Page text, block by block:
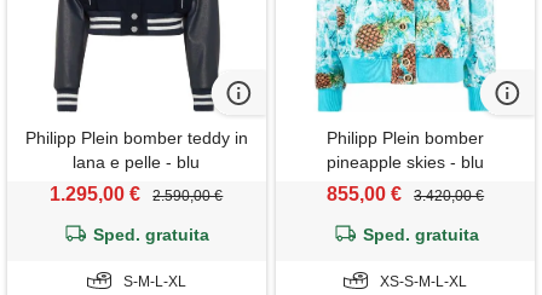
Philipp Plein bomber teddy in
lana e pelle - blu
1.295,00 € 2.590,00 €
Sped. gratuita
S-M-L-XL
Philipp Plein bomber
pineapple skies - blu
855,00 € 3.420,00 €
Sped. gratuita
XS-S-M-L-XL